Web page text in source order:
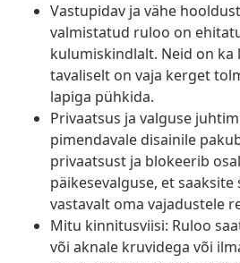
Vastupidav ja vähe
valmistatud ruloo on
kulumiskindlalt. Neid on ka
tavaliselt on vaja kerget
lapiga pühkida.
Privaatsus ja valguse
pimendavale disainile
privaatsust ja blokeerib
päikesevalguse, et
vastavalt oma vajadustele
Mitu kinnitusviisi: Ruloo
või aknale kruvidega või